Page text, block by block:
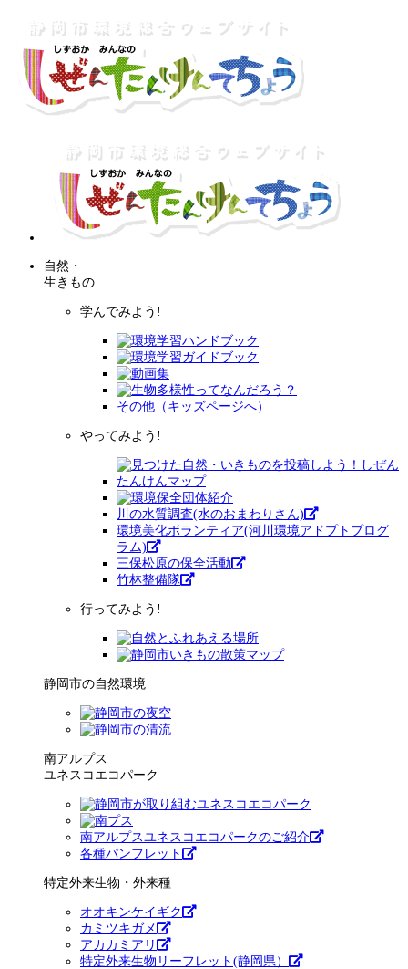
自然・
生きもの
学んでみよう!
その他（キッズページへ）
やってみよう!
川の水質調査(水のおまわりさん)
環境美化ボランティア(河川環境アドプトプログ
ラム)
三保松原の保全活動
竹林整備隊
行ってみよう!
静岡市の自然環境
南アルプス
ユネスコエコパーク
南アルプスユネスコエコパークのご紹介
各種パンフレット
特定外来生物・外来種
オオキンケイギク
カミツキガメ
アカカミアリ
特定外来生物リーフレット(静岡県）